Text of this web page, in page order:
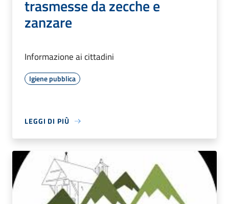
trasmesse da zecche e
zanzare
Informazione ai cittadini
Igiene pubblica
LEGGI DI PIÙ